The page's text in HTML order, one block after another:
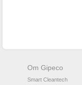
Om Gipeco
Smart Cleantech